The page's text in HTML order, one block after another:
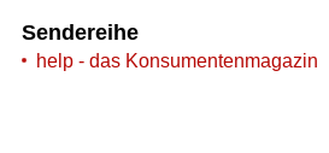
Sendereihe
help - das Konsumentenmagazin